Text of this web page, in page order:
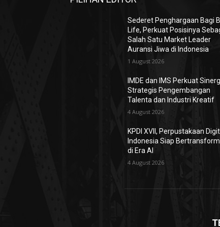
Sederet Penghargaan Bagi
Life, Perkuat Posisinya
Salah Satu Market Leader
Auransi Jiwa di Indonesia
1 August 2026
IMDE dan IMS Perkuat
Strategis Pengembangan
Talenta dan Industri Kreatif
4 August 2026
KPDI XVII, Perpustakaan
Indonesia Siap
di Era AI
4 August 2026